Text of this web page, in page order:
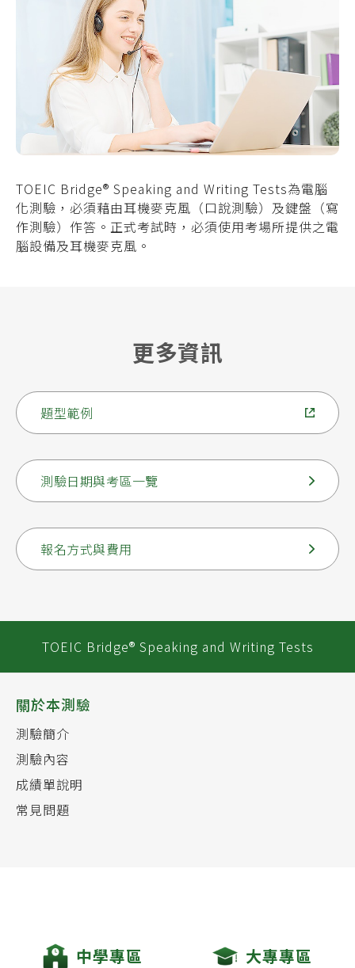
TOEIC Bridge® Speaking and Writing Tests為電腦
化測驗，必須藉由耳機麥克風（口說測驗）及鍵盤（寫
作測驗）作答。正式考試時，必須使用考場所提供之電
腦設備及耳機麥克風。
更多資訊
題型範例
測驗日期與考區一覽
報名方式與費用
TOEIC Bridge® Speaking and Writing Tests
關於本測驗
測驗簡介
測驗內容
成績單說明
常見問題
中學專區 大專專區